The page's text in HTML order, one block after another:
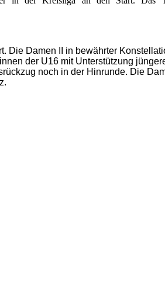
Die Damen II in bewährter
der U16 mit Unterstützung
noch in der Hinrunde. Die